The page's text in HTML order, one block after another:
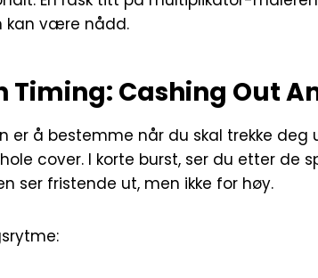
kan være nådd.
Timing: Cashing Out
er å bestemme når du skal trekke deg
cover. I korte burst, ser du etter de
ser fristende ut, men ikke for høy.